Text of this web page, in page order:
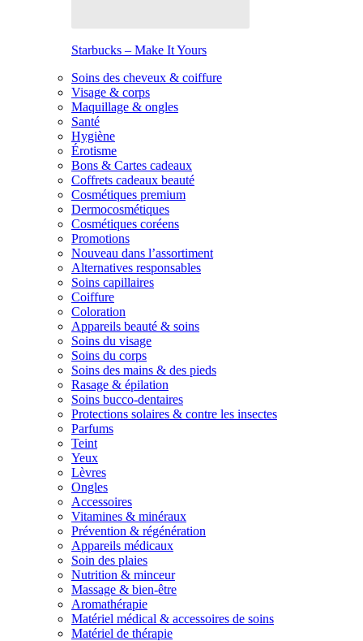
Starbucks – Make It Yours
Soins des cheveux & coiffure
Visage & corps
Maquillage & ongles
Santé
Hygiène
Érotisme
Bons & Cartes cadeaux
Coffrets cadeaux beauté
Cosmétiques premium
Dermocosmétiques
Cosmétiques coréens
Promotions
Nouveau dans l’assortiment
Alternatives responsables
Soins capillaires
Coiffure
Coloration
Appareils beauté & soins
Soins du visage
Soins du corps
Soins des mains & des pieds
Rasage & épilation
Soins bucco-dentaires
Protections solaires & contre les insectes
Parfums
Teint
Yeux
Lèvres
Ongles
Accessoires
Vitamines & minéraux
Prévention & régénération
Appareils médicaux
Soin des plaies
Nutrition & minceur
Massage & bien-être
Aromathérapie
Matériel médical & accessoires de soins
Matériel de thérapie